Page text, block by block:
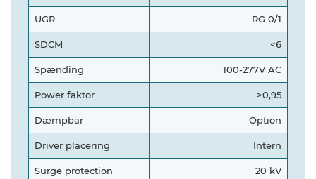
UGR RG 0/1
SDCM <6
Spænding 100-277V AC
Power faktor >0,95
Dæmpbar Option
Driver placering Intern
Surge protection 20 kV